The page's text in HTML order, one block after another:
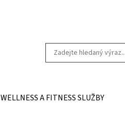
WELLNESS A FITNESS SLUŽBY